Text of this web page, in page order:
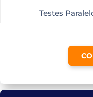
Testes